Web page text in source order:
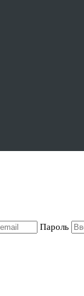
Пароль